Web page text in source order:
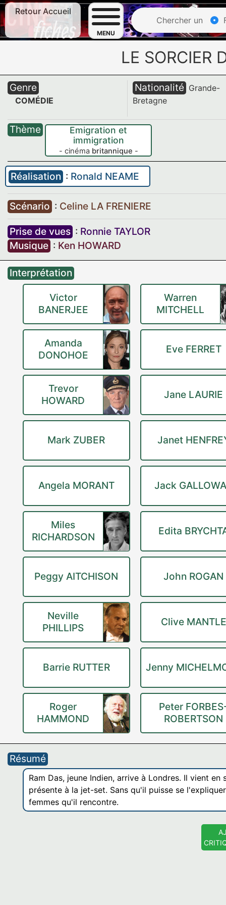
Retour Accueil
MENU
Chercher un
LE SORCIER
Genre
COMÉDIE
Nationalité Grande-
Bretagne
Thème
Emigration et
immigration
- cinéma britannique -
Réalisation : Ronald NEAME
Scénario : Celine LA FRENIERE
Prise de vues : Ronnie TAYLOR
Musique : Ken HOWARD
Interprétation
Victor
BANERJEE
Warren
MITCHELL
Amanda
DONOHOE
Eve FERRET
Trevor
HOWARD
Jane LAURIE
Mark ZUBER Janet
Angela MORANT Jack
Miles
RICHARDSON
Edita
Peggy AITCHISON John ROGAN
Neville
PHILLIPS
Clive MANTLE
Barrie RUTTER Jenny
Roger
HAMMOND
Peter
ROBERTSON
Résumé
Ram Das, jeune Indien, arrive à Londres. Il vient
présente à la jet-set. Sans qu'il puisse se
femmes qu'il rencontre.